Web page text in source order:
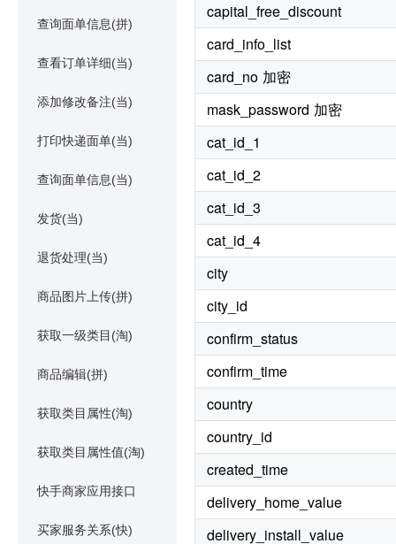
查询面单信息(拼)
查看订单详细(当)
添加修改备注(当)
打印快递面单(当)
查询面单信息(当)
发货(当)
退货处理(当)
商品图片上传(拼)
获取一级类目(淘)
商品编辑(拼)
获取类目属性(淘)
获取类目属性值(淘)
快手商家应用接口
买家服务关系(快)
capital_free_discount
card_info_list
card_no 加密
mask_password 加密
cat_id_1
cat_id_2
cat_id_3
cat_id_4
city
city_id
confirm_status
confirm_time
country
country_id
created_time
delivery_home_value
delivery_install_value